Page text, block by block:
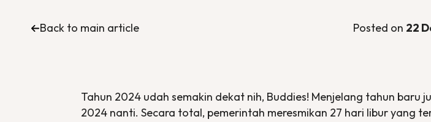
Back to main article Posted on 22
Tahun 2024 udah semakin dekat nih, Buddies! Menjelang tahun
2024 nanti. Secara total, pemerintah meresmikan 27 hari libur yang